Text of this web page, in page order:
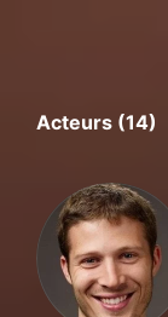
Acteurs (14)